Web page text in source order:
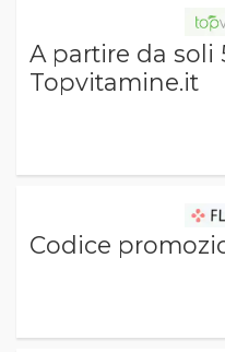
A partire da
Topvitamine.it
Codice